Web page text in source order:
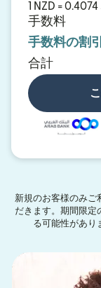
1 NZD =
手数料
手数料の割引
合計
新規のお客様のみご
だきます。期間限定
る可能性があり